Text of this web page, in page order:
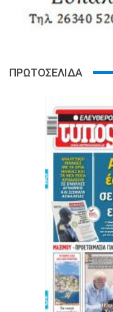
ΠΡΩΤΟΣΕΛΙΔΑ